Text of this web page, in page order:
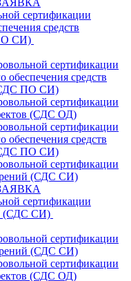
сертификации
средств
СИ)
сертификации
обеспечения средств
ПО СИ)
сертификации
(СДС ОД)
сертификации
обеспечения средств
ПО СИ)
сертификации
(СДС СИ)
сертификации
(СДС СИ)
сертификации
(СДС СИ)
сертификации
(СДС ОД)